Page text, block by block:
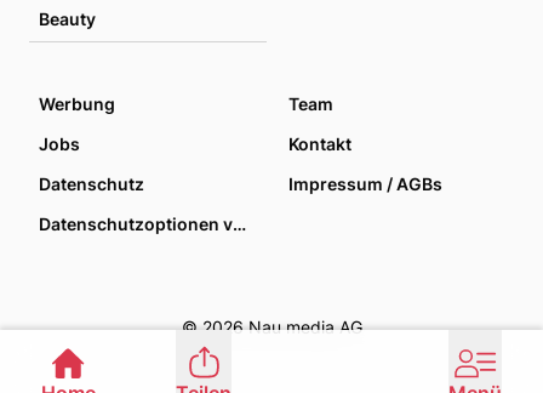
Beauty
Werbung
Team
Jobs
Kontakt
Datenschutz
Impressum / AGBs
Datenschutzoptionen verwalten
© 2026 Nau media AG